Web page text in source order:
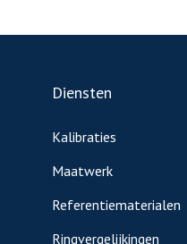
Diensten
Kalibraties
Maatwerk
Referentiematerialen
Ringvergelijkingen